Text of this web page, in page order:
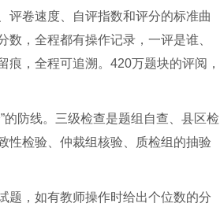
评卷速度、自评指数和评分的标准曲
，全程都有操作记录，一评是谁、
，全程可追溯。420万题块的评阅，
防线。三级检查是题组自查、县区检
性检验、仲裁组核验、质检组的抽验
题，如有教师操作时给出个位数的分